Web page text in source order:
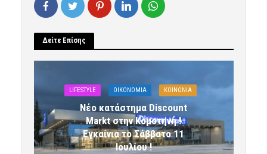
Δείτε Επίσης
LIFESTYLE OIKONOMIA ΚΟΙΝΩΝΙΑ
Νέο κατάστημα Discount
Markt στην Κομοτηνή !
Εγκαίνια το Σάββατο 11
Ιουλίου !